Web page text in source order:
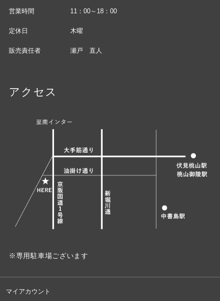
営業時間 11：00～18：00
定休日 木曜
販売責任者 瀬戸 直人
アクセス
※専用駐車場ございます
マイアカウント